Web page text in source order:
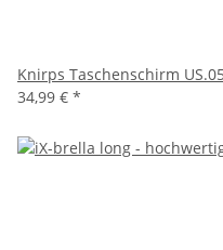
Knirps Taschenschirm
34,99 € *